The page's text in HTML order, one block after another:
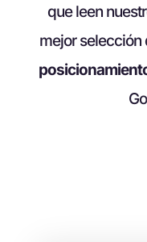
que leen
mejor